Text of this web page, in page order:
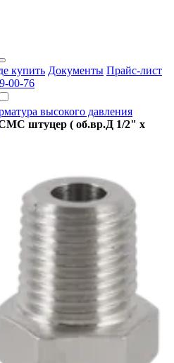
купить Документы Прайс-лист
00-76
высокого давления
штуцер ( об.вр.Д 1/2" x